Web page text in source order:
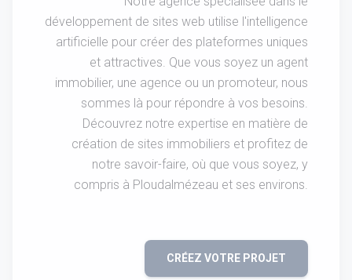
développement de sites web utilise l'intelligence
artificielle pour créer des plateformes uniques
et attractives. Que vous soyez un agent
immobilier, une agence ou un promoteur, nous
sommes là pour répondre à vos besoins.
Découvrez notre expertise en matière de
création de sites immobiliers et profitez de
notre savoir-faire, où que vous soyez, y
compris à Ploudalmézeau et ses environs.
CRÉEZ VOTRE PROJET